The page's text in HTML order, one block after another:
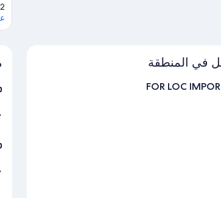
VIC, 3269
في المنطقة
FOR LOC